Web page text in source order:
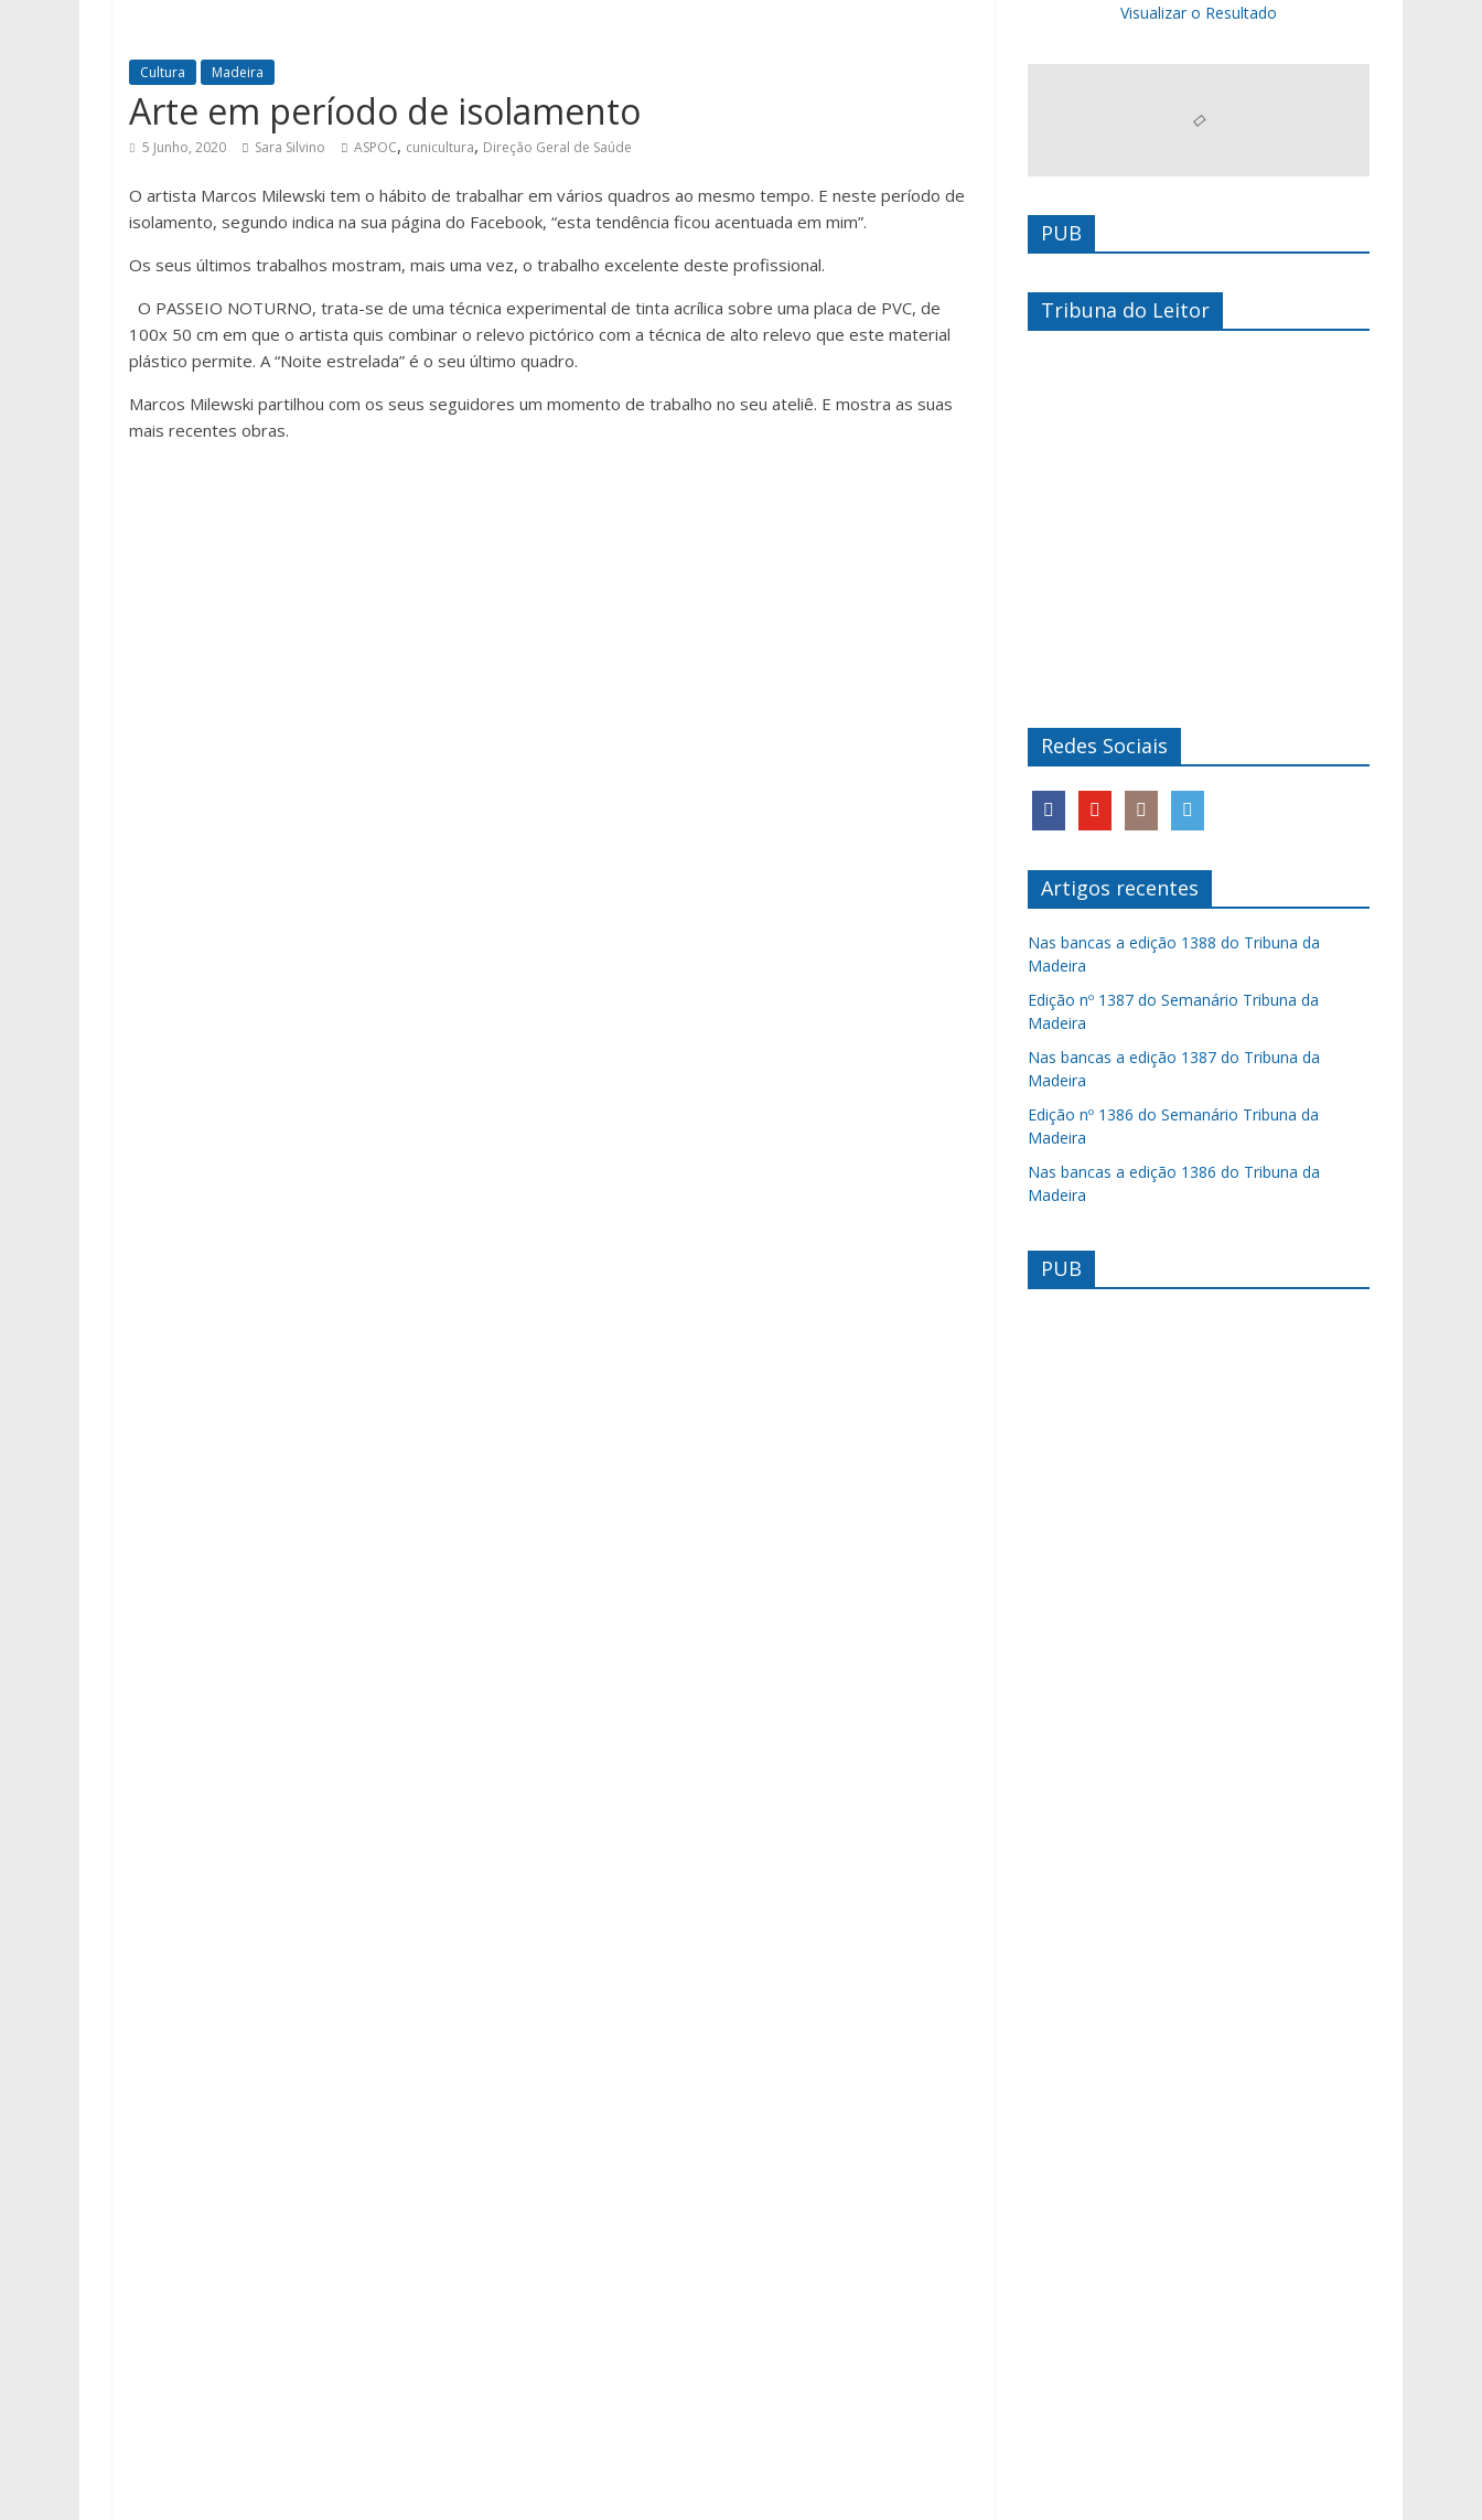
Cultura Madeira
Arte em período de isolamento
5 Junho, 2020 Sara Silvino ASPOC, cunicultura, Direção Geral de Saúde
O artista Marcos Milewski tem o hábito de trabalhar em vários quadros ao mesmo tempo. E neste período de
isolamento, segundo indica na sua página do Facebook, “esta tendência ficou acentuada em mim”.
Os seus últimos trabalhos mostram, mais uma vez, o trabalho excelente deste profissional.
O PASSEIO NOTURNO, trata-se de uma técnica experimental de tinta acrílica sobre uma placa de PVC, de
100x 50 cm em que o artista quis combinar o relevo pictórico com a técnica de alto relevo que este material
plástico permite. A “Noite estrelada” é o seu último quadro.
Marcos Milewski partilhou com os seus seguidores um momento de trabalho no seu ateliê. E mostra as suas
mais recentes obras.
Visualizar o Resultado
PUB
Tribuna do Leitor
Redes Sociais
Artigos recentes
Nas bancas a edição 1388 do Tribuna da
Madeira
Edição nº 1387 do Semanário Tribuna da
Madeira
Nas bancas a edição 1387 do Tribuna da
Madeira
Edição nº 1386 do Semanário Tribuna da
Madeira
Nas bancas a edição 1386 do Tribuna da
Madeira
PUB